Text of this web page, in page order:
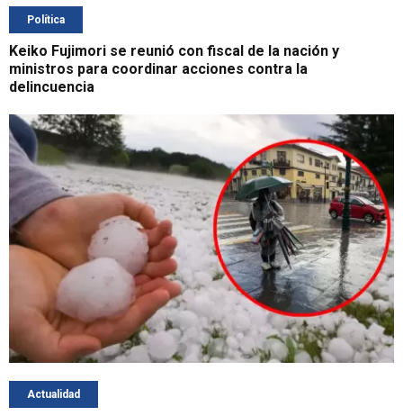
Política
Keiko Fujimori se reunió con fiscal de la nación y
ministros para coordinar acciones contra la
delincuencia
Actualidad